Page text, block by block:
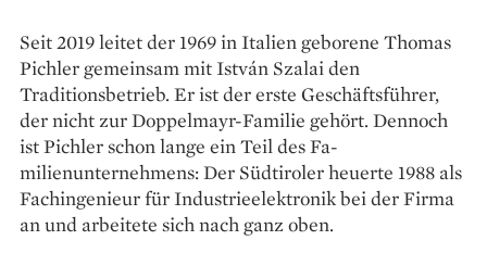
Seit 2019 leitet der 1969 in Italien geborene Thomas
Pichler gemeinsam mit István Szalai den
Traditionsbetrieb. Er ist der erste Geschäfts­führer,
der nicht zur Doppelmayr-Familie gehört. Dennoch
ist Pichler schon lange ein Teil des Fa­
milienunternehmens: Der Südtiroler heuerte 1988 als
Fachingenieur für Industrieelektronik bei der Firma
an und arbeitete sich nach ganz oben.